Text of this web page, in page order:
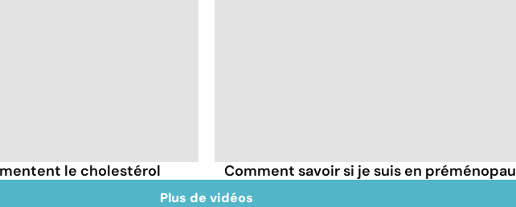
le cholestérol Comment savoir si je suis en
Plus de vidéos